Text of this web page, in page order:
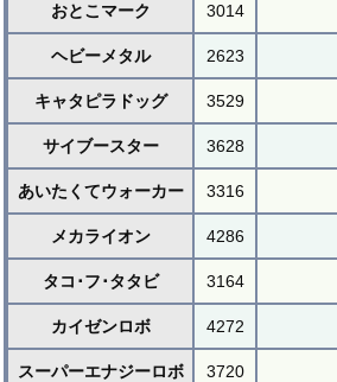
おとこマーク 3014
ヘビーメタル 2623
キャタピラドッグ 3529
サイブースター 3628
あいたくてウォーカー 3316
メカライオン 4286
タコ･フ･タタビ 3164
カイゼンロボ 4272
スーパーエナジーロボ 3720